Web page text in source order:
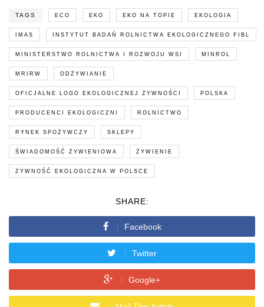
TAGS ECO EKO EKO NA TOPIE EKOLOGIA
IMAS INSTYTUT BADAŃ ROLNICTWA EKOLOGICZNEGO FIBL
MINISTERSTWO ROLNICTWA I ROZWOJU WSI MINROL
MRIRW ODŻYWIANIE
OFICJALNE LOGO EKOLOGICZNEJ ŻYWNOŚCI POLSKA
PRODUCENCI EKOLOGICZNI ROLNICTWO
RYNEK SPOŻYWCZY SKLEPY
ŚWIADOMOŚĆ ŻYWIENIOWA ŻYWIENIE
ŻYWNOŚĆ EKOLOGICZNA W POLSCE
SHARE:
Facebook
Twitter
Google+